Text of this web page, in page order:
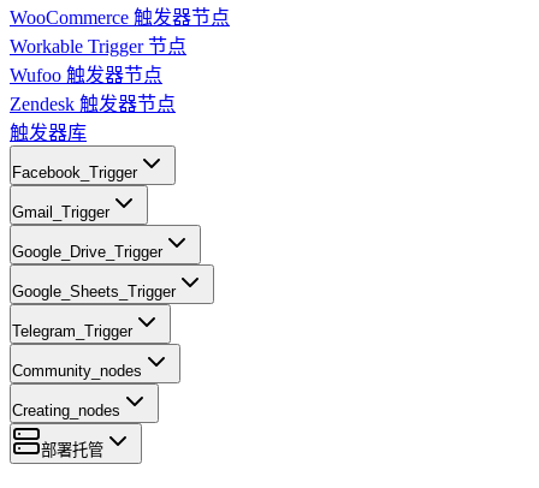
WooCommerce 触发器节点
Workable Trigger 节点
Wufoo 触发器节点
Zendesk 触发器节点
触发器库
Facebook_Trigger
Gmail_Trigger
Google_Drive_Trigger
Google_Sheets_Trigger
Telegram_Trigger
Community_nodes
Creating_nodes
部署托管